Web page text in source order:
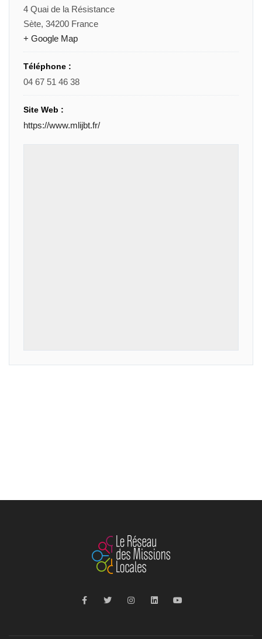
4 Quai de la Résistance
Sète, 34200 France
+ Google Map
Téléphone :
04 67 51 46 38
Site Web :
https://www.mlijbt.fr/